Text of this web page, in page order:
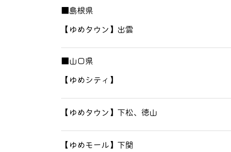
■島根県
【ゆめタウン】出雲
■山口県
【ゆめシティ】
【ゆめタウン】下松、徳山
【ゆめモール】下関